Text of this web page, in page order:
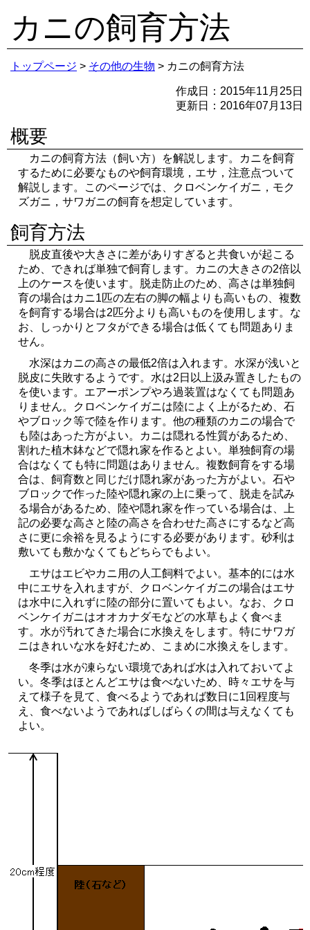
カニの飼育方法
トップページ > その他の生物 > カニの飼育方法
作成日：2015年11月25日
更新日：2016年07月13日
概要
カニの飼育方法（飼い方）を解説します。カニを飼育
するために必要なものや飼育環境，エサ，注意点ついて
解説します。このページでは、クロベンケイガニ，モク
ズガニ，サワガニの飼育を想定しています。
飼育方法
脱皮直後や大きさに差がありすぎると共食いが起こる
ため、できれば単独で飼育します。カニの大きさの2倍以
上のケースを使います。脱走防止のため、高さは単独飼
育の場合はカニ1匹の左右の脚の幅よりも高いもの、複数
を飼育する場合は2匹分よりも高いものを使用します。な
お、しっかりとフタができる場合は低くても問題ありま
せん。
水深はカニの高さの最低2倍は入れます。水深が浅いと
脱皮に失敗するようです。水は2日以上汲み置きしたもの
を使います。エアーポンプやろ過装置はなくても問題あ
りません。クロベンケイガニは陸によく上がるため、石
やブロック等で陸を作ります。他の種類のカニの場合で
も陸はあった方がよい。カニは隠れる性質があるため、
割れた植木鉢などで隠れ家を作るとよい。単独飼育の場
合はなくても特に問題はありません。複数飼育をする場
合は、飼育数と同じだけ隠れ家があった方がよい。石や
ブロックで作った陸や隠れ家の上に乗って、脱走を試み
る場合があるため、陸や隠れ家を作っている場合は、上
記の必要な高さと陸の高さを合わせた高さにするなど高
さに更に余裕を見るようにする必要があります。砂利は
敷いても敷かなくてもどちらでもよい。
エサはエビやカニ用の人工飼料でよい。基本的には水
中にエサを入れますが、クロベンケイガニの場合はエサ
は水中に入れずに陸の部分に置いてもよい。なお、クロ
ベンケイガニはオオカナダモなどの水草もよく食べま
す。水が汚れてきた場合に水換えをします。特にサワガ
ニはきれいな水を好むため、こまめに水換えをします。
冬季は水が凍らない環境であれば水は入れておいてよ
い。冬季はほとんどエサは食べないため、時々エサを与
えて様子を見て、食べるようであれば数日に1回程度与
え、食べないようであればしばらくの間は与えなくても
よい。